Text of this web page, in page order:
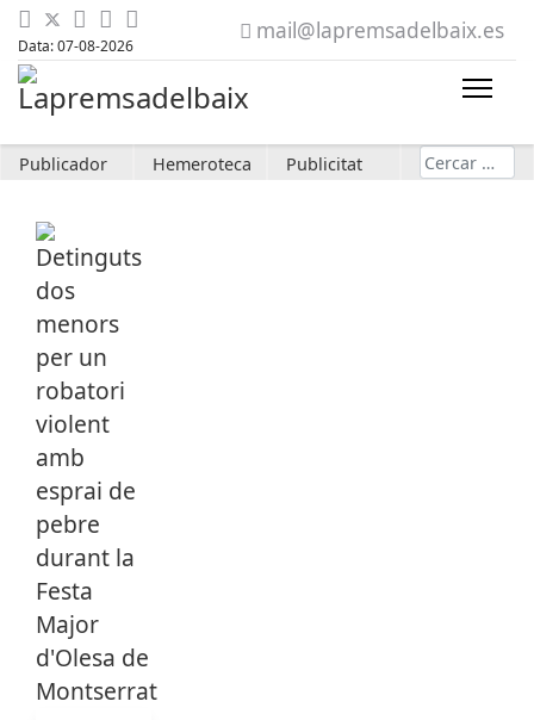
Data: 07-08-2026
mail@lapremsadelbaix.es
Publicador Hemeroteca Publicitat Cerca